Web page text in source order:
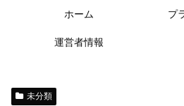
ホーム プ
運営者情報
未分類